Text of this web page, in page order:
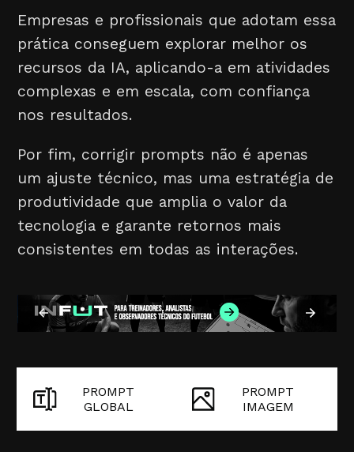
Empresas e profissionais que adotam essa
prática conseguem explorar melhor os
recursos da IA, aplicando-a em atividades
complexas e em escala, com confiança
nos resultados.
Por fim, corrigir prompts não é apenas
um ajuste técnico, mas uma estratégia de
produtividade que amplia o valor da
tecnologia e garante retornos mais
consistentes em todas as interações.
PROMPT
GLOBAL
PROMPT
IMAGEM